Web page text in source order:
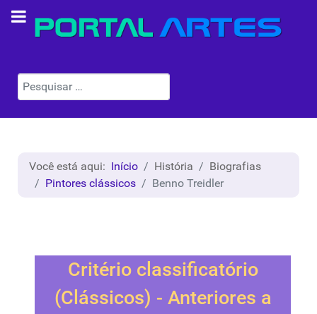
Pesquisar
Você está aqui: Início História
Biografias
Pintores clássicos
Benno Treidler
Critério classificatório
(Clássicos) - Anteriores a